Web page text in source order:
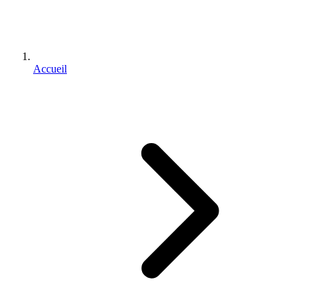
Accueil